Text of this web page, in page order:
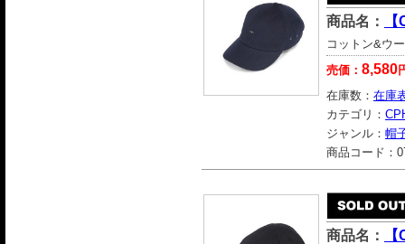
商品名：
コットン&ウ
売価： 8,580
在庫数： 在庫
カテゴリ：
ジャンル： 帽
商品コード：
商品名：